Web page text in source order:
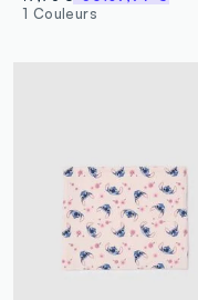
1 Couleurs